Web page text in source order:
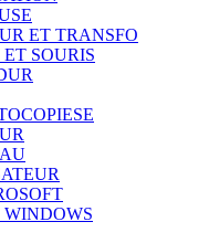
ET TRANSFO
SOURIS